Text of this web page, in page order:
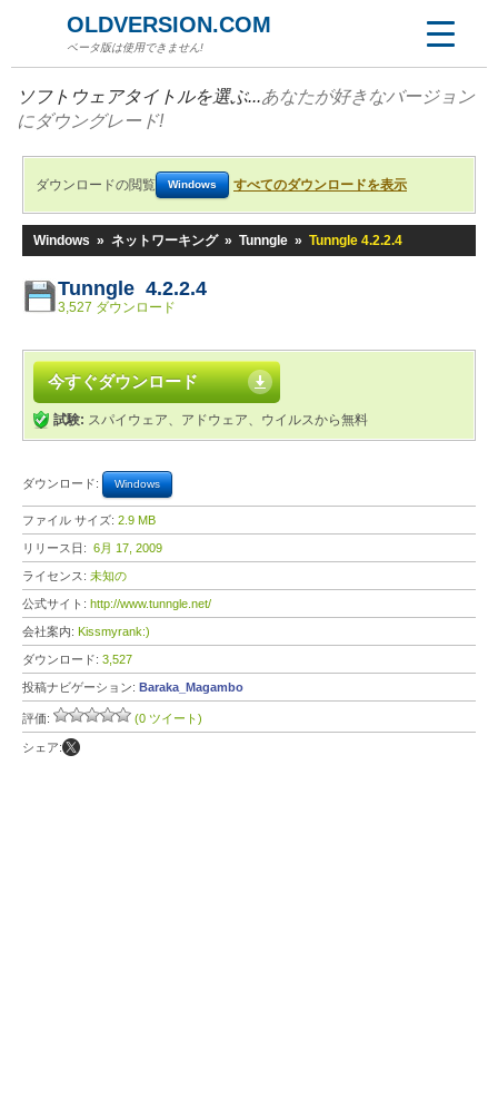
OLDVERSION.COM
ベータ版は使用できません!
ソフトウェアタイトルを選ぶ...あなたが好きなバージョン
にダウングレード!
ダウンロードの閲覧 Windows すべてのダウンロードを表示
Windows » ネットワーキング » Tunngle » Tunngle 4.2.2.4
Tunngle 4.2.2.4
3,527 ダウンロード
今すぐダウンロード
試験: スパイウェア、アドウェア、ウイルスから無料
ダウンロード: Windows
ファイル サイズ: 2.9 MB
リリース日: 6月 17, 2009
ライセンス: 未知の
公式サイト: http://www.tunngle.net/
会社案内: Kissmyrank:)
ダウンロード: 3,527
投稿ナビゲーション: Baraka_Magambo
評価: (0 ツイート)
シェア: